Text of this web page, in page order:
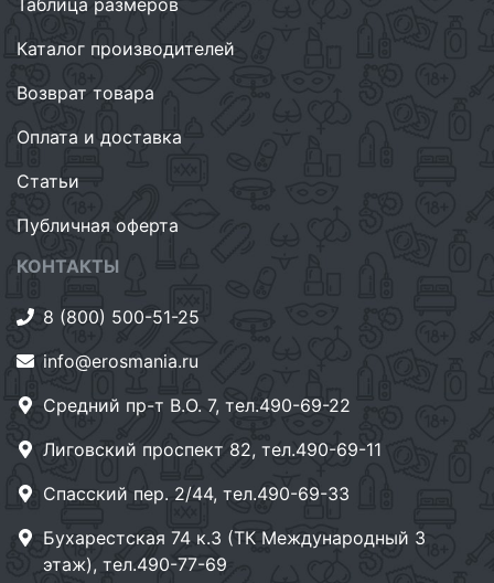
Каталог производителей
Возврат товара
Оплата и доставка
Статьи
Публичная оферта
КОНТАКТЫ
8 (800) 500-51-25
info@erosmania.ru
Средний пр-т В.О. 7, тел.490-69-22
Лиговский проспект 82, тел.490-69-11
Спасский пер. 2/44, тел.490-69-33
Бухарестская 74 к.3 (ТК Международный 3
этаж), тел.490-77-69